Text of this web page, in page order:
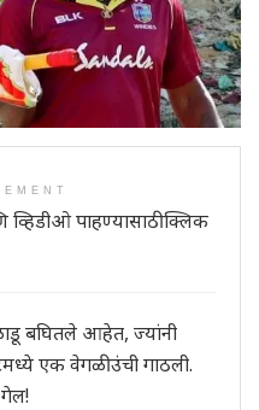
पाहण्यासाठी क्लिक
बघितले आहेत, ज्यांनी
एक वेगळी उंची गाठली.